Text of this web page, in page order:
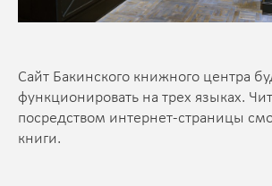
Сайт Бакинского книжного центра
функционировать на трех языках.
посредством интернет-страницы
книги.